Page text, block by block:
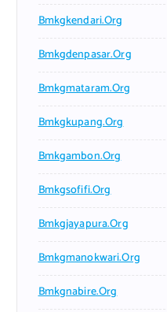
Bmkgkendari.org
Bmkgdenpasar.org
Bmkgmataram.org
Bmkgkupang.org
Bmkgambon.org
Bmkgsofifi.org
Bmkgjayapura.org
Bmkgmanokwari.org
Bmkgnabire.org